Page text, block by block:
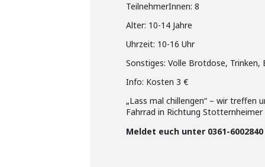
TeilnehmerInnen: 8
Alter: 10-14 Jahre
Uhrzeit: 10-16 Uhr
Sonstiges: Volle Brotdose, Trinken,
Info: Kosten 3 €
„Lass mal chillengen“ – wir treffen
Fahrrad in Richtung Stotternheimer
Meldet euch unter 0361-